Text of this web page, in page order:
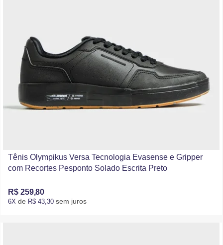
Tênis Olympikus Versa Tecnologia Evasense e Gripper
com Recortes Pesponto Solado Escrita Preto
R$ 259,80
6X de R$ 43,30 sem juros